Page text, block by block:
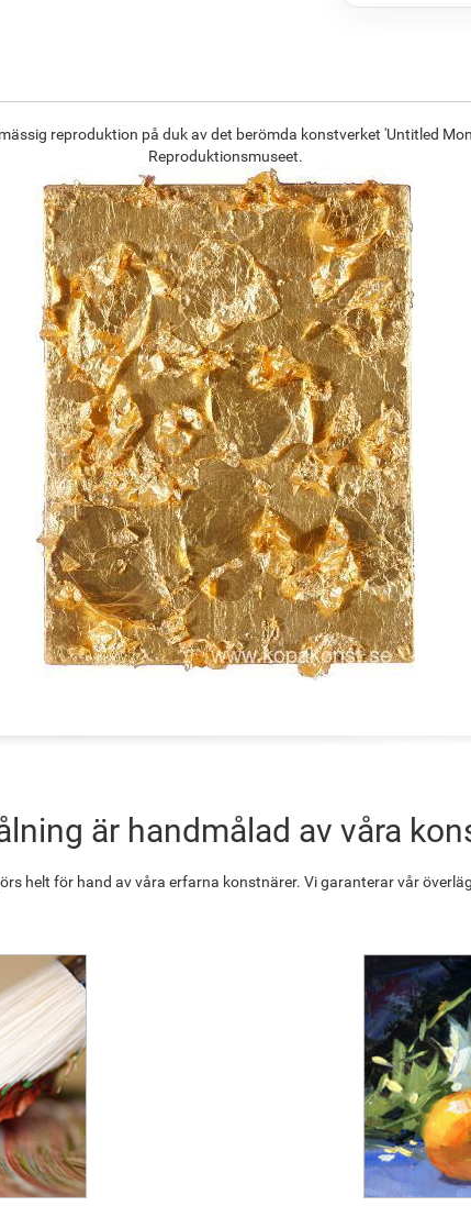
reproduktion på duk av det berömda konstverket 'Untitled
Reproduktionsmuseet.
är handmålad av våra
helt för hand av våra erfarna konstnärer. Vi garanterar vår